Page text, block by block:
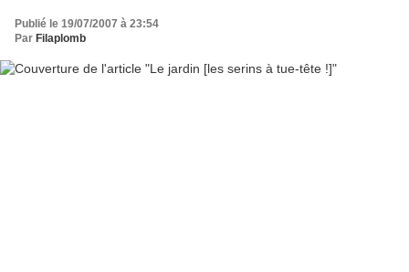
Publié le 19/07/2007 à 23:54
Par Filaplomb